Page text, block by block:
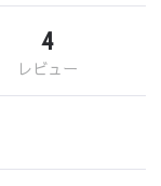
4
レビュー